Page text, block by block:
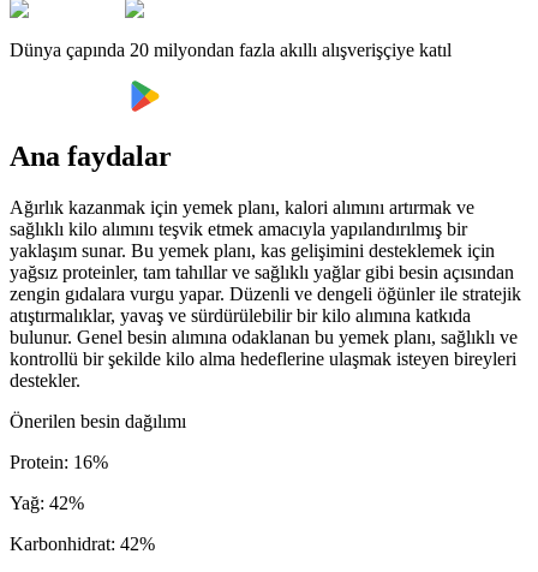
Dünya çapında 20 milyondan fazla akıllı alışverişçiye katıl
Ana faydalar
Ağırlık kazanmak için yemek planı, kalori alımını artırmak ve
sağlıklı kilo alımını teşvik etmek amacıyla yapılandırılmış bir
yaklaşım sunar. Bu yemek planı, kas gelişimini desteklemek için
yağsız proteinler, tam tahıllar ve sağlıklı yağlar gibi besin açısından
zengin gıdalara vurgu yapar. Düzenli ve dengeli öğünler ile stratejik
atıştırmalıklar, yavaş ve sürdürülebilir bir kilo alımına katkıda
bulunur. Genel besin alımına odaklanan bu yemek planı, sağlıklı ve
kontrollü bir şekilde kilo alma hedeflerine ulaşmak isteyen bireyleri
destekler.
Önerilen besin dağılımı
Protein: 16%
Yağ: 42%
Karbonhidrat: 42%